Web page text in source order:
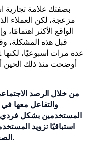
بصفتك علامة تجارية
مزعجة، لكن العملاء
الواقع الأكثر
أوضحت منذ ذلك الحين
من خلال الرصد
والتفاعل معها
المستخدمين بشكل
استباقيًا تزويد
الصحيح للمشكلة — متى كان ذلك ممكنًا.